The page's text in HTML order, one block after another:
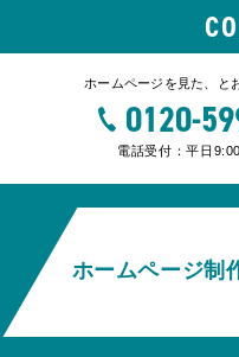
ホームページを見た、と
0120-
電話受付：平日
ホームページ制